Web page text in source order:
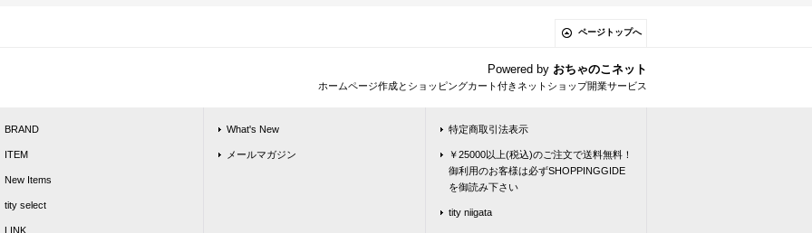
ページトップへ
Powered by おちゃのこネット
ホームページ作成とショッピングカート付きネットショップ開業サービス
BRAND
ITEM
New Items
tity select
LINK
What's New
メールマガジン
特定商取引法表示
￥25000以上(税込)のご注文で送料無料！
御利用のお客様は必ずSHOPPINGGIDE
を御読み下さい
tity niigata